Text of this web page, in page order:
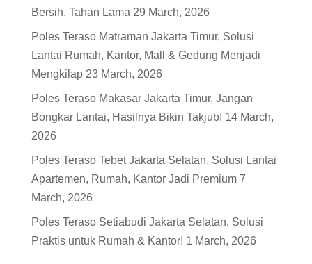
Bersih, Tahan Lama 29 March, 2026
Poles Teraso Matraman Jakarta Timur, Solusi
Lantai Rumah, Kantor, Mall & Gedung Menjadi
Mengkilap 23 March, 2026
Poles Teraso Makasar Jakarta Timur, Jangan
Bongkar Lantai, Hasilnya Bikin Takjub! 14 March,
2026
Poles Teraso Tebet Jakarta Selatan, Solusi Lantai
Apartemen, Rumah, Kantor Jadi Premium 7
March, 2026
Poles Teraso Setiabudi Jakarta Selatan, Solusi
Praktis untuk Rumah & Kantor! 1 March, 2026